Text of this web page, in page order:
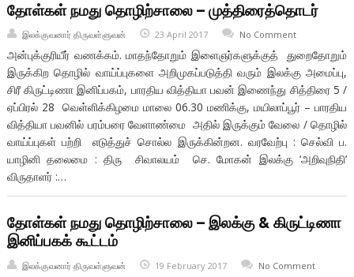
தோள்கள் நமது தொழிற்சாலை – முத்திரைத்தொடர்
இலக்குவனார் திருவள்ளுவன் 23 April 2017 No Comment
அன்புக்குரியீர் வணக்கம். மாதந்தோறும் இளைஞர்களுக்குத் துறைதோறும்
இருக்கிற தொழில் வாய்ப்புகளை அறிமுகப்படுத்தி வரும் இலக்கு அமைப்பு,
சிரீ கிருட்டிணா இனிப்பகம், பாரதிய வித்தியா பவன் இணைந்து சித்திரை 5 /
ஏப்பிரல் 28 வெள்ளிக்கிழமை மாலை 06.30 மணிக்கு, மயிலாப்பூர் – பாரதிய
வித்தியா பவனில் பரம்பரை வேளாண்மை அதில் இருக்கும் வேலை / தொழில்
வாய்ப்புகள் பற்றி எடுத்துச் சொல்ல இருக்கின்றன. வரவேற்பு : செல்வி ப.
யாழினி தலைமை : திரு சிவாலயம் செ. மோகன் இலக்கு ‘அறிவுநிதி’
விருதாளர் :…
தோள்கள் நமது தொழிற்சாலை – இலக்கு & கிருட்டிணா
இனிப்பகக் கூட்டம்
இலக்குவனார் திருவள்ளுவன் 19 February 2017 No Comment